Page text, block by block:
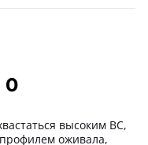
0
высоким BC,
оживала,